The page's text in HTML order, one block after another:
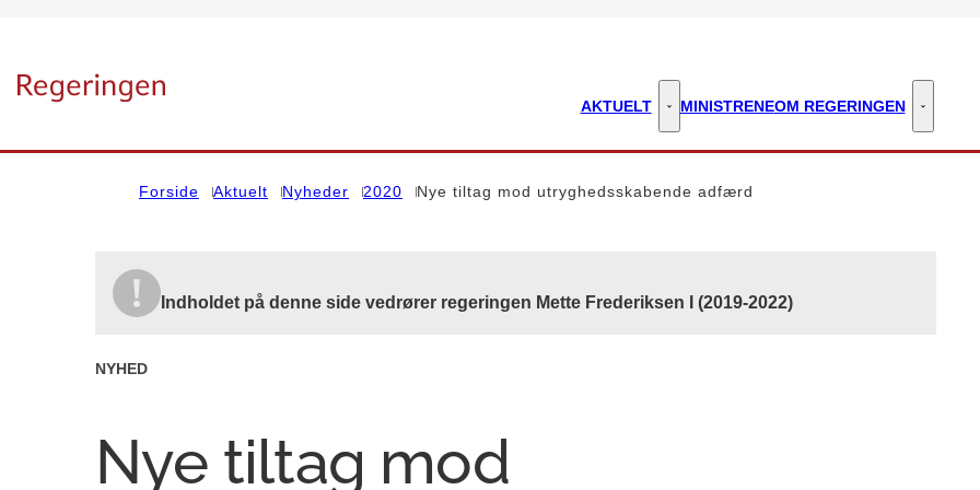
AKTUELT Aktuelt - Flere links
MINISTRENEOM REGERINGEN Om
Forside Aktuelt Nyheder 2020 Nye tiltag mod utryghedsskabende adfærd
Indholdet på denne side vedrører regeringen Mette Frederiksen I (2019-2022)
NYHED
Nye tiltag mod